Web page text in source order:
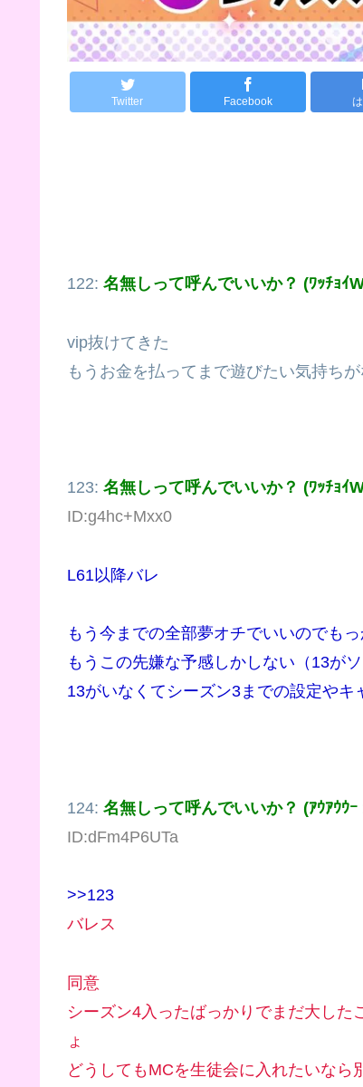
Twitter Facebook
122: 名無しって呼んでいいか？ (ﾜｯﾁｮｲ
vip抜けてきた
もうお金を払ってまで遊びたい気持ち
123: 名無しって呼んでいいか？ (ﾜｯﾁｮｲ
ID:g4hc+Mxx0
L61以降バレ
もう今までの全部夢オチでいいのでも
もうこの先嫌な予感しかしない（13が
13がいなくてシーズン3までの設定や
124: 名無しって呼んでいいか？ (ｱｳｱｳｳ
ID:dFm4P6UTa
>>123
バレス
同意
シーズン4入ったばっかりでまだ大した
ょ
どうしてもMCを生徒会に入れたいなら